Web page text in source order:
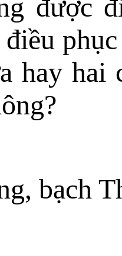
được
hay hai
bạch